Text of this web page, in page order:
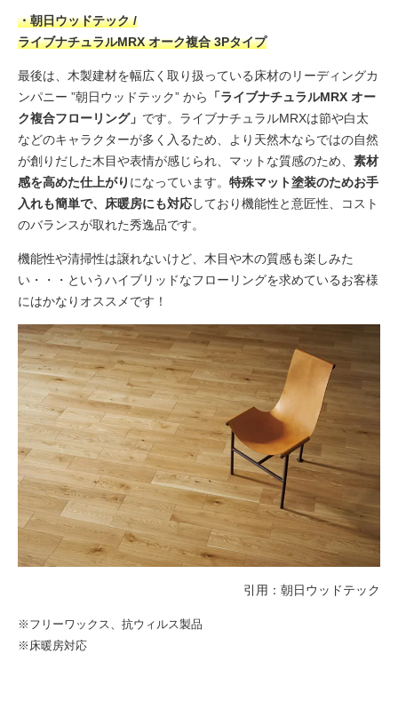
・朝日ウッドテック /
ライブナチュラルMRX オーク複合 3Pタイプ
最後は、木製建材を幅広く取り扱っている床材のリーディングカ
ンパニー ”朝日ウッドテック” から
「ライブナチュラルMRX オー
ク複合フローリング」 です。ライブナチュラルMRXは節や白太
などのキャラクターが多く入るため、より天然木ならではの自然
が創りだした木目や表情が感じられ、マットな質感のため、 素材
感を高めた仕上がり になっています。 特殊マット塗装のためお手
入れも簡単で、床暖房にも対応しており機能性と意匠性、コスト
のバランスが取れた秀逸品です。
機能性や清掃性は譲れないけど、木目や木の質感も楽しみた
い・・・というハイブリッドなフローリングを求めているお客様
にはかなりオススメです！
引用： 朝日ウッドテック
※フリーワックス、抗ウィルス製品
※床暖房対応